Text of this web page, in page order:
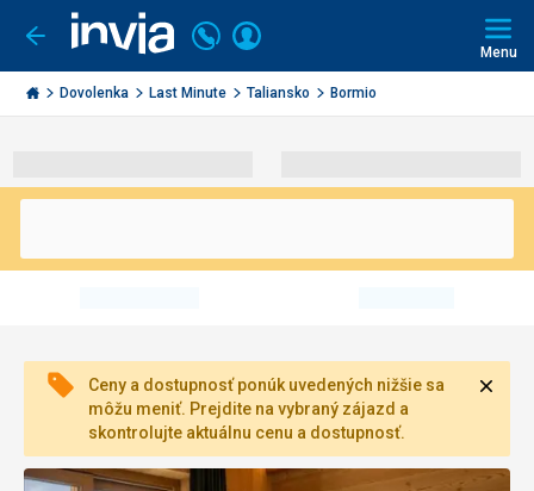
Ísť
späť
Invia.sk
Volajte
+421
2
3221
Prihlásiť
Menu
Dovolenka Last Minute Taliansko Bormio
Ceny a dostupnosť ponúk uvedených nižšie sa
môžu meniť. Prejdite na vybraný zájazd a
skontrolujte aktuálnu cenu a dostupnosť.